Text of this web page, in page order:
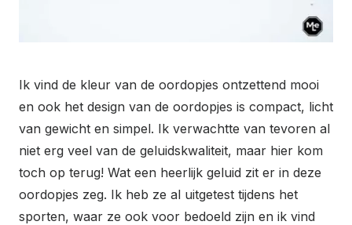
Ik vind de kleur van de oordopjes ontzettend mooi
en ook het design van de oordopjes is compact, licht
van gewicht en simpel. Ik verwachtte van tevoren al
niet erg veel van de geluidskwaliteit, maar hier kom
toch op terug! Wat een heerlijk geluid zit er in deze
oordopjes zeg. Ik heb ze al uitgetest tijdens het
sporten, waar ze ook voor bedoeld zijn en ik vind